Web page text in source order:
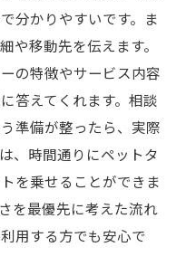
分かりやすいです。ま
や移動先を伝えます。
の特徴やサービス内容
答えてくれます。相談
準備が整ったら、実際
、時間通りにペットタ
を乗せることができま
を最優先に考えた流れ
用する方でも安心で